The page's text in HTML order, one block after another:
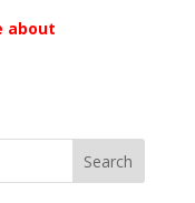
about